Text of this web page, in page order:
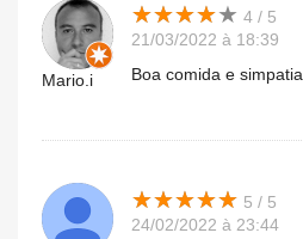
Mario.i
★★★★★
★★★★★ 4 / 5
21/03/2022 à 18:39
Boa comida e simpatia
★★★★★
★★★★★ 5 / 5
24/02/2022 à 23:44